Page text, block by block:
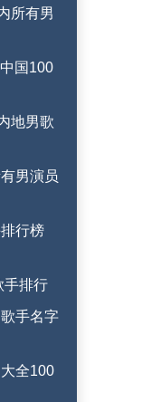
所有男
国100
地男歌
男演员
行榜
手排行
手名字
全100